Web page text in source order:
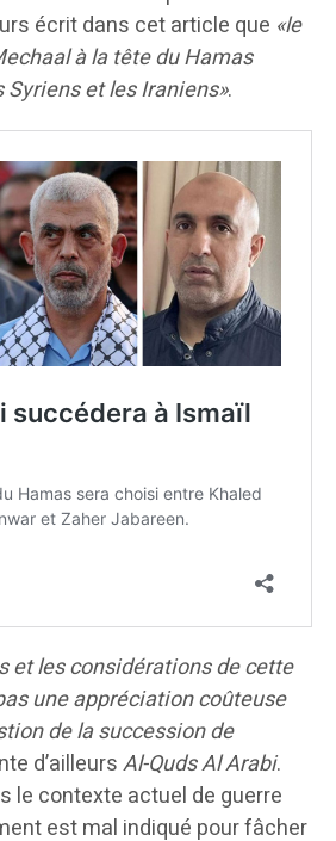
écrit dans cet article que «le
à la tête du Hamas
et les Iraniens».
et les considérations de cette
une appréciation coûteuse
de la succession de
d’ailleursAl-Quds Al Arabi.
le contexte actuel de guerre
est mal indiqué pour fâcher